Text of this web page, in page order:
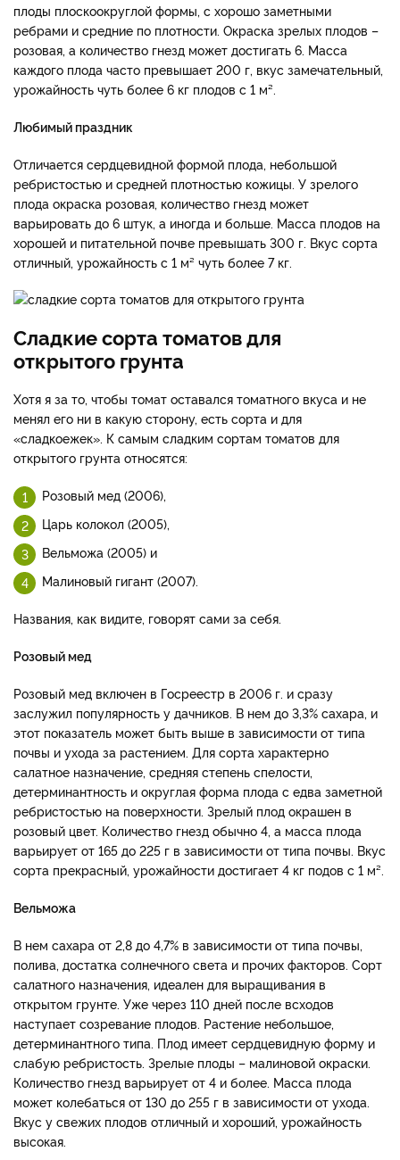
плоды плоскоокруглой формы, с хорошо заметными
ребрами и средние по плотности. Окраска зрелых плодов –
розовая, а количество гнезд может достигать 6. Масса
каждого плода часто превышает 200 г, вкус замечательный,
урожайность чуть более 6 кг плодов с 1 м².
Любимый праздник
Отличается сердцевидной формой плода, небольшой
ребристостью и средней плотностью кожицы. У зрелого
плода окраска розовая, количество гнезд может
варьировать до 6 штук, а иногда и больше. Масса плодов на
хорошей и питательной почве превышать 300 г. Вкус сорта
отличный, урожайность с 1 м² чуть более 7 кг.
Сладкие сорта томатов для
открытого грунта
Хотя я за то, чтобы томат оставался томатного вкуса и не
менял его ни в какую сторону, есть сорта и для
«сладкоежек». К самым сладким сортам томатов для
открытого грунта относятся:
Розовый мед (2006),
Царь колокол (2005),
Вельможа (2005) и
Малиновый гигант (2007).
Названия, как видите, говорят сами за себя.
Розовый мед
Розовый мед включен в Госреестр в 2006 г. и сразу
заслужил популярность у дачников. В нем до 3,3% сахара, и
этот показатель может быть выше в зависимости от типа
почвы и ухода за растением. Для сорта характерно
салатное назначение, средняя степень спелости,
детерминантность и округлая форма плода с едва заметной
ребристостью на поверхности. Зрелый плод окрашен в
розовый цвет. Количество гнезд обычно 4, а масса плода
варьирует от 165 до 225 г в зависимости от типа почвы. Вкус
сорта прекрасный, урожайности достигает 4 кг подов с 1 м².
Вельможа
В нем сахара от 2,8 до 4,7% в зависимости от типа почвы,
полива, достатка солнечного света и прочих факторов. Сорт
салатного назначения, идеален для выращивания в
открытом грунте. Уже через 110 дней после всходов
наступает созревание плодов. Растение небольшое,
детерминантного типа. Плод имеет сердцевидную форму и
слабую ребристость. Зрелые плоды – малиновой окраски.
Количество гнезд варьирует от 4 и более. Масса плода
может колебаться от 130 до 255 г в зависимости от ухода.
Вкус у свежих плодов отличный и хороший, урожайность
высокая.